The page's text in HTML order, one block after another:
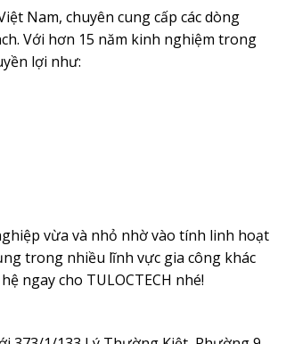
Nam, chuyên cung cấp các dòng
Với hơn 15 năm kinh nghiệm trong
lợi như:
vừa và nhỏ nhờ vào tính linh hoạt
trong nhiều lĩnh vực gia công khác
ngay cho TULOCTECH nhé!